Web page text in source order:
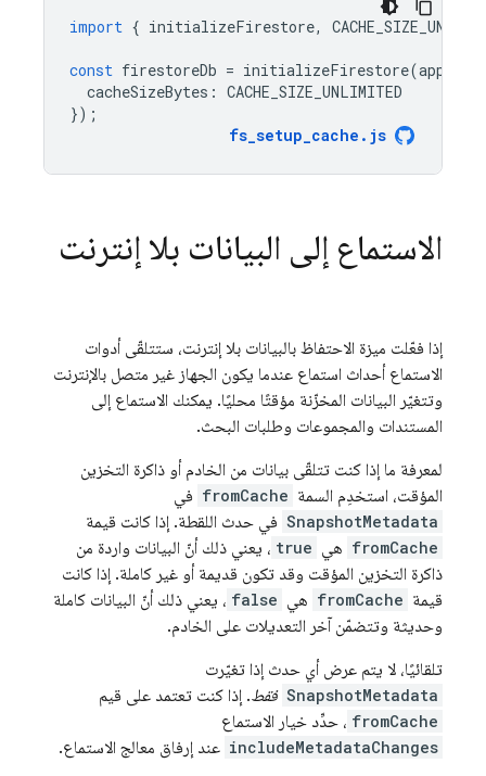
import { initializeFirestore,
const firestoreDb = initializeFirestore(app
cacheSizeBytes : CACHE_SIZE_UNLIMITED
});
fs_setup_cache . js
الاستماع إلى البيانات بلا إنترنت
إذا فعّلت ميزة الاحتفاظ بالبيانات بلا إنترنت، ستتلقّى أدوات
الاستماع أحداث استماع عندما يكون الجهاز غير متصل بالإنترنت
وتتغيّر البيانات المخزّنة مؤقتًا محليًا. يمكنك الاستماع إلى
المستندات والمجموعات وطلبات البحث.
لمعرفة ما إذا كنت تتلقّى بيانات من الخادم أو ذاكرة التخزين
المؤقت، استخدِم السمة fromCache في
SnapshotMetadata في حدث اللقطة. إذا كانت قيمة
fromCache هي true ، يعني ذلك أنّ البيانات واردة من
ذاكرة التخزين المؤقت وقد تكون قديمة أو غير كاملة. إذا كانت
قيمة fromCache هي false ، يعني ذلك أنّ البيانات كاملة
وحديثة وتتضمّن آخر التعديلات على الخادم.
تلقائيًا، لا يتم عرض أي حدث إذا تغيّرت
SnapshotMetadata فقط. إذا كنت تعتمد على قيم
fromCache ، حدِّد خيار الاستماع
includeMetadataChanges عند إرفاق معالج الاستماع.